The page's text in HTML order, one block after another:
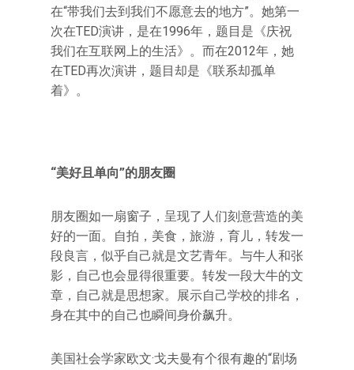
在“带我们去到我们不愿意去的地方”。她第一
次在TED演讲，是在1996年，题目是《庆祝
我们在互联网上的生活》。而在2012年，她
在TED再次演讲，题目却是《联系却孤单
着》。
“美好且单向”的朋友圈
朋友圈如一扇窗子，呈现了人们刻意营造的美
好的一面。自拍，美食，旅游，育儿，转发一
段良言，似乎自己就是文艺青年。与牛人和张
影，自己也会显得很重要。转发一段大牛的文
章，自己就是思想家。展示自己学校的排名，
身在其中的自己也瞬间身价飙升。
美国社会学家欧文·戈夫曼有个很有趣的“剧场